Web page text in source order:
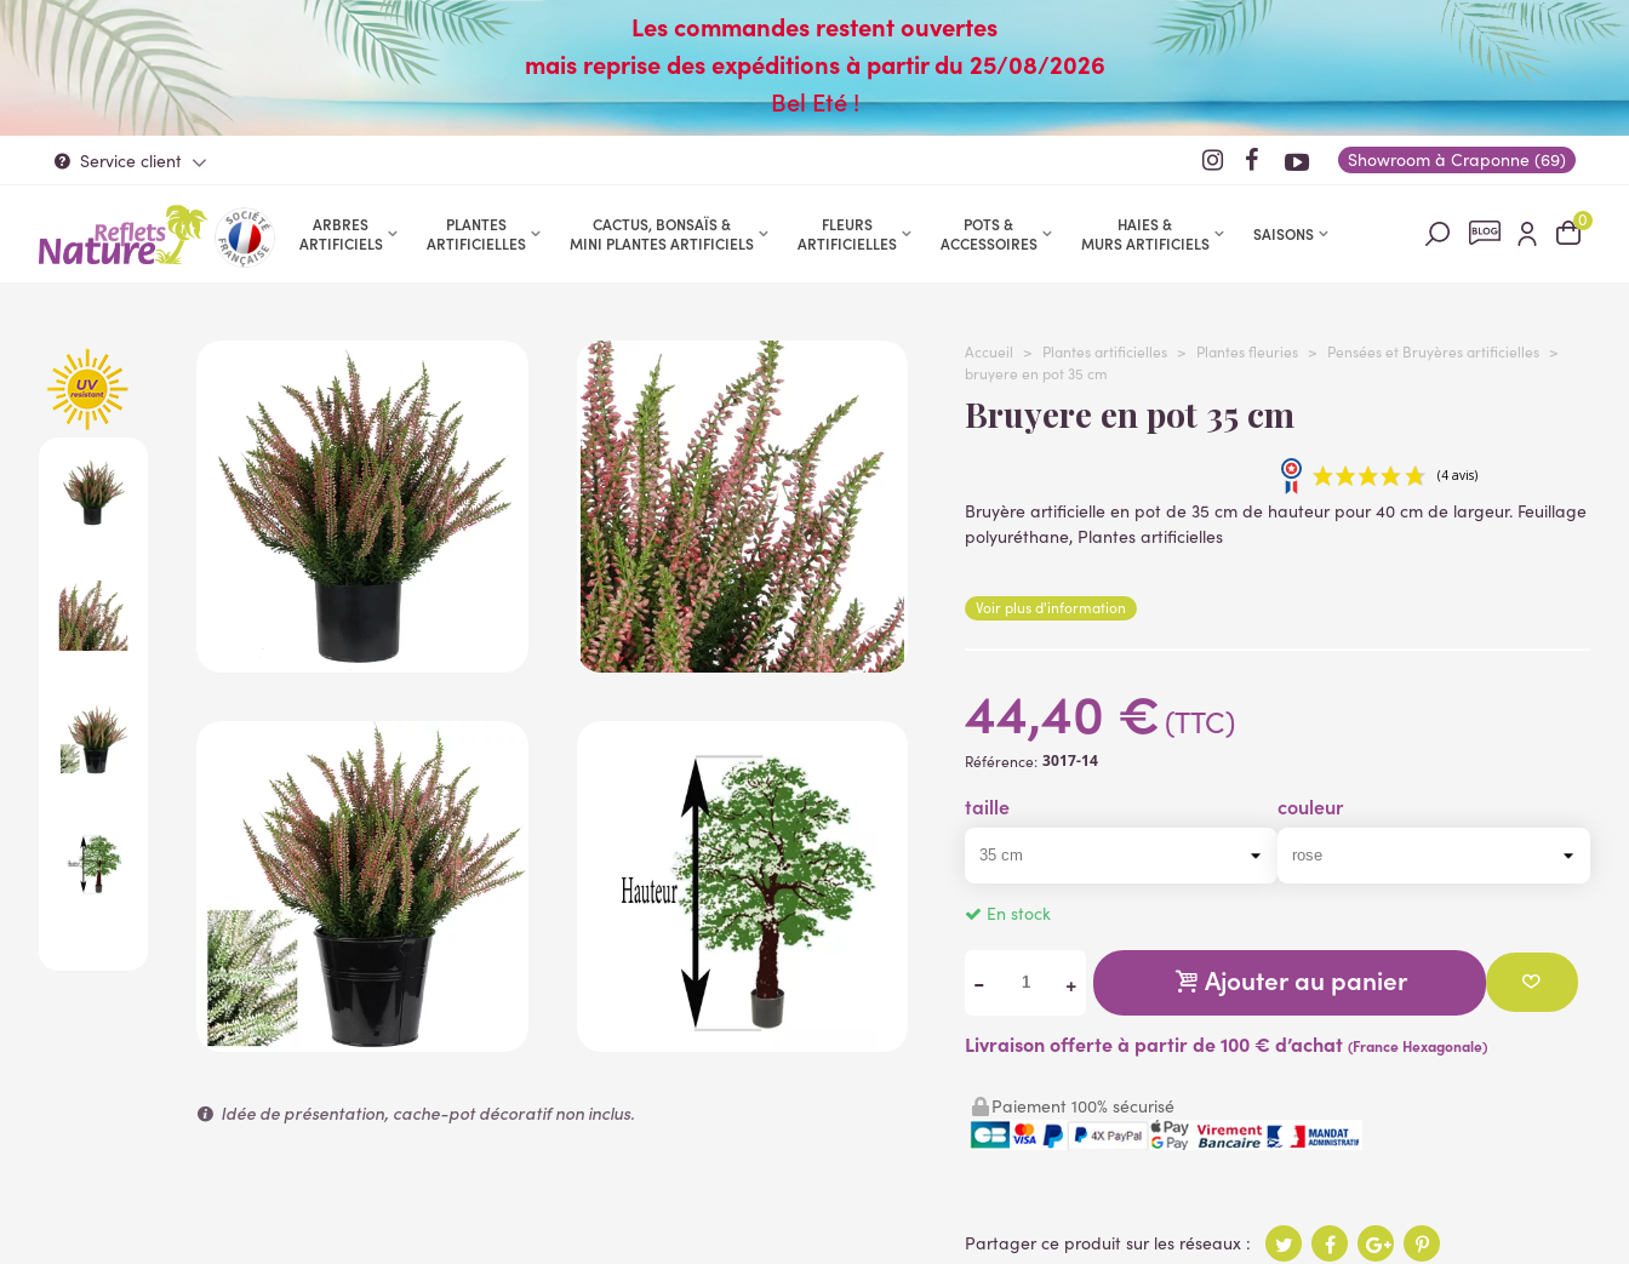
Les commandes restent ouvertes
mais reprise des expéditions à partir du 25/08/2026
Bel Eté !
Service client Showroom à Craponne (69)
ARBRES
ARTIFICIELS
PLANTES
ARTIFICIELLES
CACTUS, BONSAÏS &
MINI PLANTES ARTIFICIELS
FLEURS
ARTIFICIELLES
POTS &
ACCESSOIRES
HAIES &
MURS ARTIFICIELS
SAISONS
0
Idée de présentation, cache-pot décoratif non inclus.
Accueil > Plantes artificielles > Plantes fleuries > Pensées et Bruyères artificielles >
bruyere en pot 35 cm
Bruyere en pot 35 cm
Bruyère artificielle en pot de 35 cm de hauteur pour 40 cm de largeur. Feuillage
polyuréthane, Plantes artificielles
Voir plus d'information
44,40 € (TTC)
Référence: 3017-14
taille couleur
En stock
- + Ajouter au panier
Livraison offerte à partir de 100 € d’achat(France Hexagonale)
Paiement 100% sécurisé